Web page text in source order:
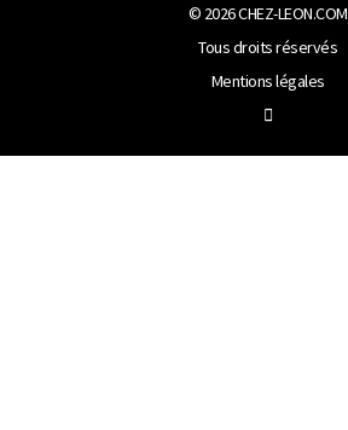
© 2026CHEZ-LEON.COM
Tous droits réservés
Mentions légales